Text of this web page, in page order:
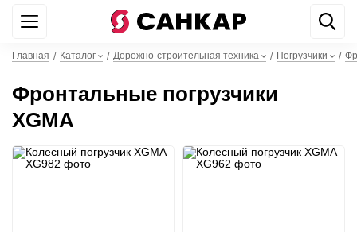
Главная / Каталог / Дорожно-строительная техника / Погрузчики /
Фронтальные погрузчики
XGMA
WhatsApp +7 499 842 22 44